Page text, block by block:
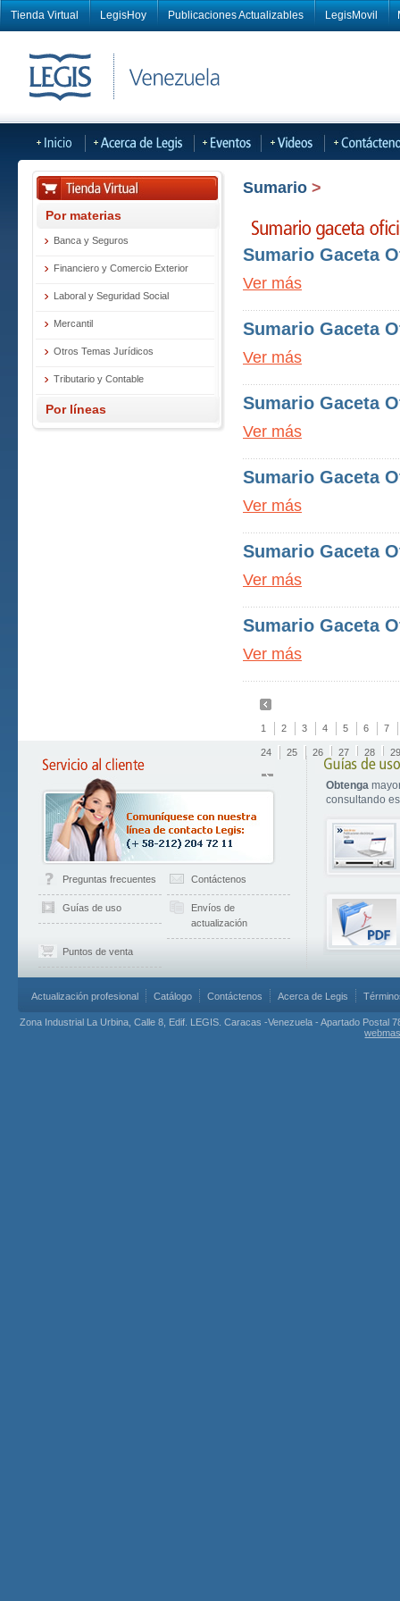
Tienda Virtual LegisHoy Publicaciones Actualizables LegisMovil
Por materias
Banca y Seguros
Financiero y Comercio Exterior
Laboral y Seguridad Social
Mercantil
Otros Temas Jurídicos
Tributario y Contable
Por líneas
Sumario >
Sumario Gaceta
Ver más
Sumario Gaceta
Ver más
Sumario Gaceta
Ver más
Sumario Gaceta
Ver más
Sumario Gaceta
Ver más
Sumario Gaceta
Ver más
1 2 3 4 5 6 7
24 25 26 27 28 29
Preguntas frecuentes Contáctenos
Guías de uso
Envíos de
actualización
Puntos de venta
Obtenga
consultando
Actualización profesional Catálogo Contáctenos Acerca de Legis
Zona Industrial La Urbina, Calle 8, Edif. LEGIS. Caracas -Venezuela - Apartado